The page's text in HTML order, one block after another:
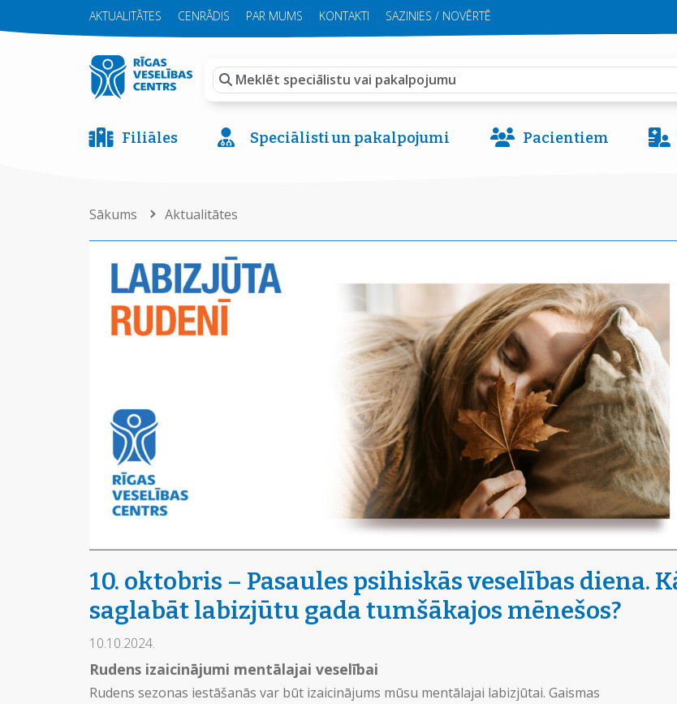
AKTUALITĀTES CENRĀDIS PAR MUMS KONTAKTI SAZINIES / NOVĒRTĒ
Filiāles Speciālisti un pakalpojumi Pacientiem
Sākums Aktualitātes
10. oktobris – Pasaules psihiskās veselības diena.
saglabāt labizjūtu gada tumšākajos mēnešos?
10.10.2024.
Rudens izaicinājumi mentālajai veselībai
Rudens sezonas iestāšanās var būt izaicinājums mūsu mentālajai labizjūtai. Gaismas